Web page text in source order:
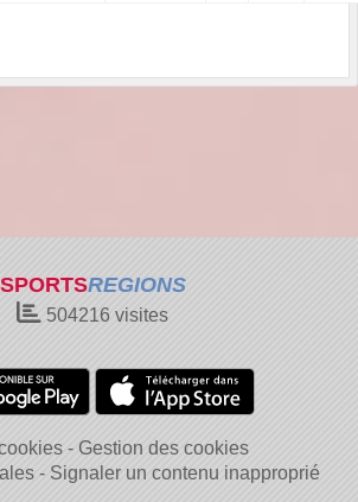
SPORTSREGIONS
504216 visites
Gestion des cookies
Signaler un contenu inapproprié